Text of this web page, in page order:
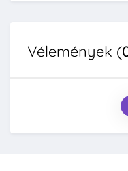
Vélemények (